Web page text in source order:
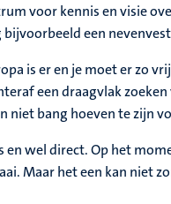
voor kennis en visie
een
is er en je moet er zo
een draagvlak
niet bang hoeven te zijn
wel direct. Op het
Maar het een kan niet